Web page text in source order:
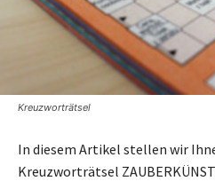
Kreuzworträtsel
In diesem Artikel stellen wir
Kreuzworträtsel